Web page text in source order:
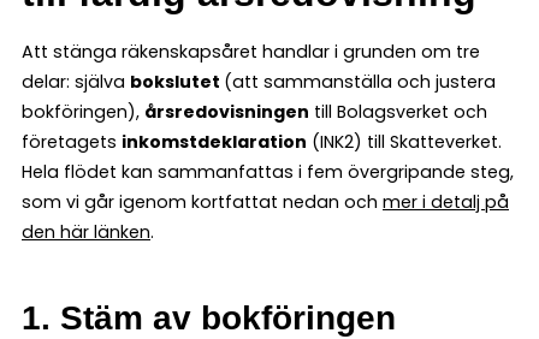
Att stänga räkenskapsåret handlar i grunden om tre
delar: själva bokslutet (att sammanställa och justera
bokföringen), årsredovisningen till Bolagsverket och
företagets inkomstdeklaration (INK2) till Skatteverket.
Hela flödet kan sammanfattas i fem övergripande steg,
som vi går igenom kortfattat nedan och mer i detalj på
den här länken.
1. Stäm av bokföringen